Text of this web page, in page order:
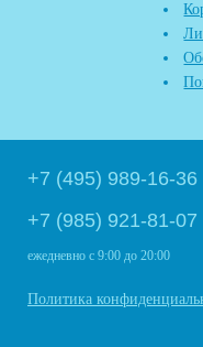
+7 (495) 989-16-36
+7 (985) 921-81-07
ежедневно с 9:00 до 20:00
Политика